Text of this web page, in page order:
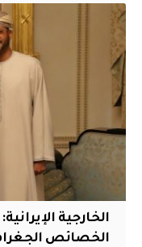
‏الخارجية
الخصائص